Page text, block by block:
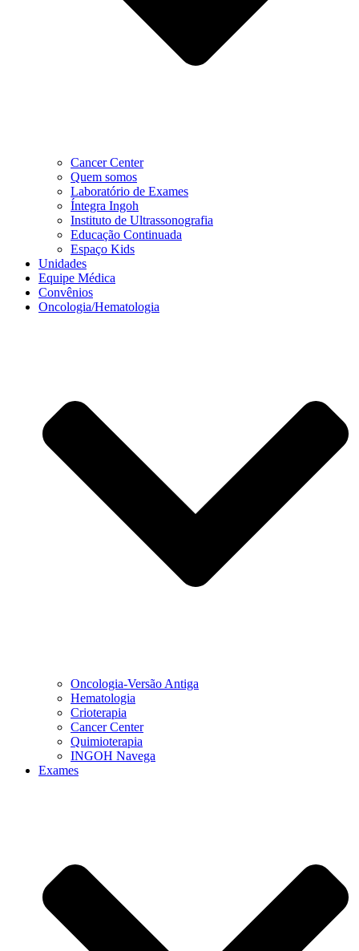
Cancer Center
Quem somos
Laboratório de Exames
Íntegra Ingoh
Instituto de Ultrassonografia
Educação Continuada
Espaço Kids
Unidades
Equipe Médica
Convênios
Oncologia/Hematologia
Oncologia-Versão Antiga
Hematologia
Crioterapia
Cancer Center
Quimioterapia
INGOH Navega
Exames